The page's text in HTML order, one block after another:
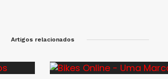
Artigos relacionados